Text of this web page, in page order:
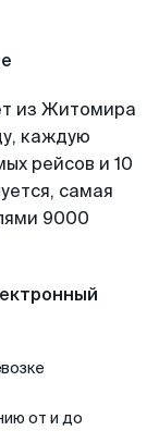
из Житомира
каждую
рейсов и 10
самая
9000
от и до